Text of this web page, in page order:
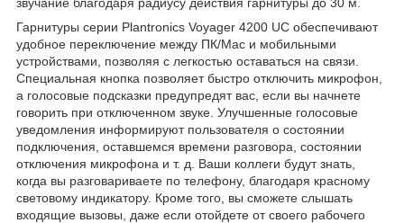
Гарнитуры серии Plantronics Voyager 4200 UC обеспечивают
удобное переключение между ПК/Mac и мобильными
устройствами, позволяя с легкостью оставаться на связи.
Специальная кнопка позволяет быстро отключить микрофон,
а голосовые подсказки предупредят вас, если вы начнете
говорить при отключенном звуке. Улучшенные голосовые
уведомления информируют пользователя о состоянии
подключения, оставшемся времени разговора, состоянии
отключения микрофона и т. д. Ваши коллеги будут знать,
когда вы разговариваете по телефону, благодаря красному
световому индикатору. Кроме того, вы сможете слышать
входящие вызовы, даже если отойдете от своего рабочего